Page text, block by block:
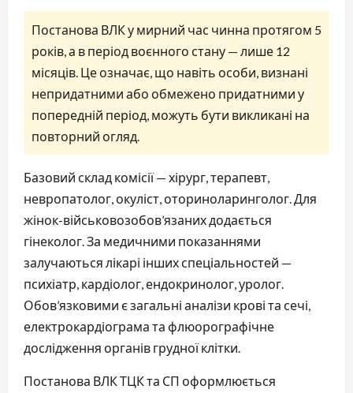
Постанова ВЛК у мирний час чинна протягом 5
років, а в період воєнного стану — лише 12
місяців. Це означає, що навіть особи, визнані
непридатними або обмежено придатними у
попередній період, можуть бути викликані на
повторний огляд.
Базовий склад комісії — хірург, терапевт,
невропатолог, окуліст, оториноларинголог. Для
жінок-військовозобов’язаних додається
гінеколог. За медичними показаннями
залучаються лікарі інших спеціальностей —
психіатр, кардіолог, ендокринолог, уролог.
Обов’язковими є загальні аналізи крові та сечі,
електрокардіограма та флюорографічне
дослідження органів грудної клітки.
Постанова ВЛК ТЦК та СП оформлюється